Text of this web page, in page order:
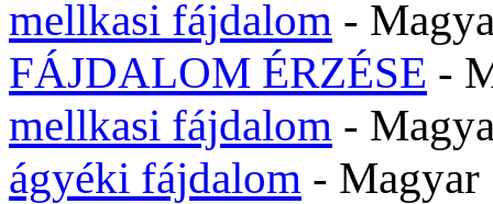
mellkasi fájdalom -
FÁJDALOM ÉRZÉSE -
mellkasi fájdalom -
ágyéki fájdalom -